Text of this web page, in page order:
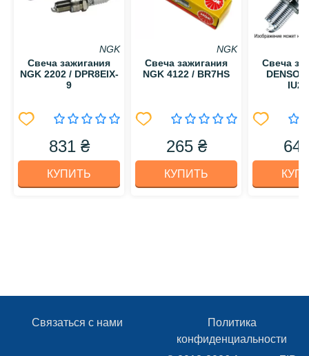
NGK
Свеча зажигания
NGK 2202 / DPR8EIX-
9
831 ₴
КУПИТЬ
NGK
Свеча зажигания
NGK 4122 / BR7HS
265 ₴
КУПИТЬ
Свеча
DENSO
Связаться с нами
Политика
конфиденциальности